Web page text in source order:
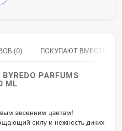
(0) ПОКУПАЮТ ВМЕСТЕ
PARFUMS
ML
весенним цветам!
силу и нежность диких